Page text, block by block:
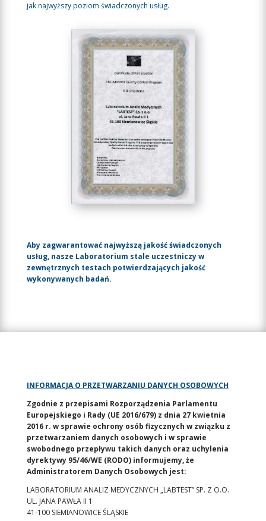
jak najwyższy poziom świadczonych usług.
Aby zagwarantować najwyższą jakość świadczonych
usług, nasze Laboratorium stale uczestniczy w
zewnętrznych testach potwierdzających jakość
wykonywanych badań.
INFORMACJA O PRZETWARZANIU DANYCH OSOBOWYCH
Zgodnie z przepisami Rozporządzenia Parlamentu
Europejskiego i Rady (UE 2016/679) z dnia 27 kwietnia
2016 r. w sprawie ochrony osób fizycznych w związku z
przetwarzaniem danych osobowych i w sprawie
swobodnego przepływu takich danych oraz uchylenia
dyrektywy 95/46/WE (RODO) informujemy, że
Administratorem Danych Osobowych jest:
LABORATORIUM ANALIZ MEDYCZNYCH „LABTEST” SP. Z O.O.
UL. JANA PAWŁA II 1
41-100 SIEMIANOWICE ŚLĄSKIE